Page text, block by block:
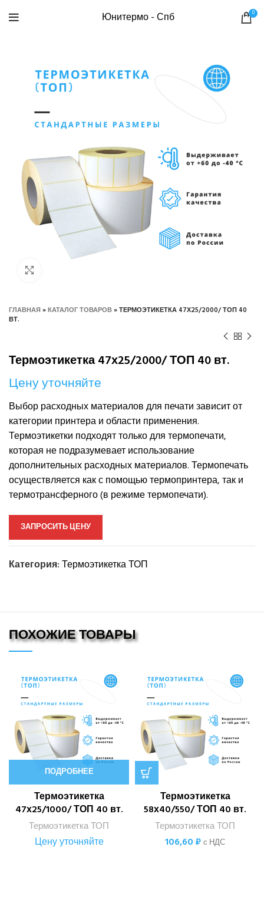
Юнитермо - Спб 0
ГЛАВНАЯ»КАТАЛОГ ТОВАРОВ»ТЕРМОЭТИКЕТКА 47Х25/2000/ ТОП 40
ВТ.
Термоэтикетка 47х25/2000/ ТОП 40 вт.
Цену уточняйте
Выбор расходных материалов для печати зависит от
категории принтера и области применения.
Термоэтикетки подходят только для термопечати,
которая не подразумевает использование
дополнительных расходных материалов. Термопечать
осуществляется как с помощью термопринтера, так и
термотрансферного (в режиме термопечати).
ЗАПРОСИТЬ ЦЕНУ
Категория:Термоэтикетка ТОП
ПОХОЖИЕ ТОВАРЫ
ПОДРОБНЕЕ
Термоэтикетка
47х25/1000/ ТОП 40 вт.
Термоэтикетка ТОП
Цену уточняйте
Термоэтикетка
58х40/550/ ТОП 40 вт.
Термоэтикетка ТОП
106,60₽с НДС